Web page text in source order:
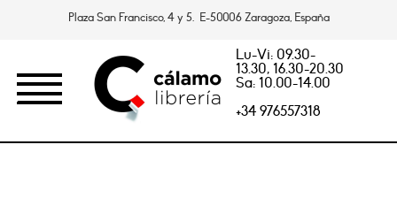
Plaza San Francisco, 4 y 5. E-50006 Zaragoza, España
Lu-Vi: 09.30-
13.30, 16.30-20.30
Sa: 10.00-14.00
+34 976557318